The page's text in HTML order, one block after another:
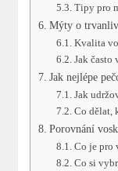
Tipy pro‍
Mýty o
Kvalita
Jak často
Jak nejlépe
Jak
Co ​dělat,
Porovnání
Co⁢ je ‍pro⁢
Co si⁣